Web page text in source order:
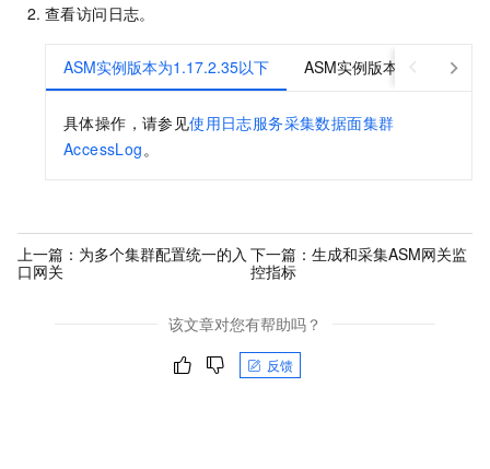
查看访问日志。
ASM实例版本为1.17.2.35以下 ASM实例版本为1.17.2.35
具体操作，请参见使用日志服务采集数据面集群
AccessLog。
上一篇： 为多个集群配置统一的入
口网关
下一篇：生成和采集ASM网关监
控指标
该文章对您有帮助吗？
反馈